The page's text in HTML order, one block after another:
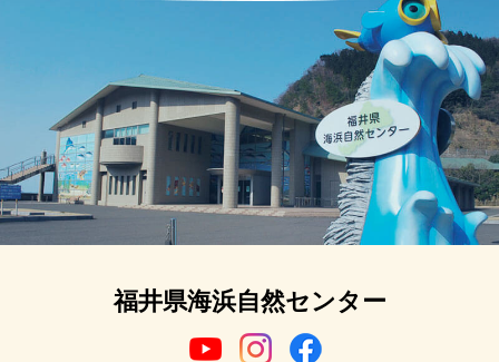
福井県海浜自然センター